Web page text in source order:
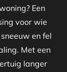
Een
voor wie
en fel
Met een
langer